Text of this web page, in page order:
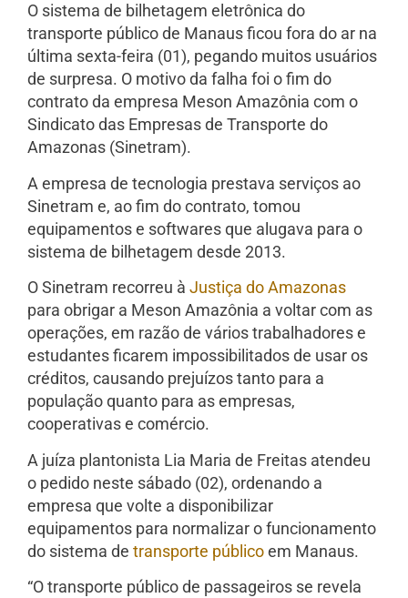
O sistema de bilhetagem eletrônica do
transporte público de Manaus ficou fora do ar na
última sexta-feira (01), pegando muitos usuários
de surpresa. O motivo da falha foi o fim do
contrato da empresa Meson Amazônia com o
Sindicato das Empresas de Transporte do
Amazonas (Sinetram).
A empresa de tecnologia prestava serviços ao
Sinetram e, ao fim do contrato, tomou
equipamentos e softwares que alugava para o
sistema de bilhetagem desde 2013.
O Sinetram recorreu à Justiça do Amazonas
para obrigar a Meson Amazônia a voltar com as
operações, em razão de vários trabalhadores e
estudantes ficarem impossibilitados de usar os
créditos, causando prejuízos tanto para a
população quanto para as empresas,
cooperativas e comércio.
A juíza plantonista Lia Maria de Freitas atendeu
o pedido neste sábado (02), ordenando a
empresa que volte a disponibilizar
equipamentos para normalizar o funcionamento
do sistema de transporte públicoem Manaus.
“O transporte público de passageiros se revela